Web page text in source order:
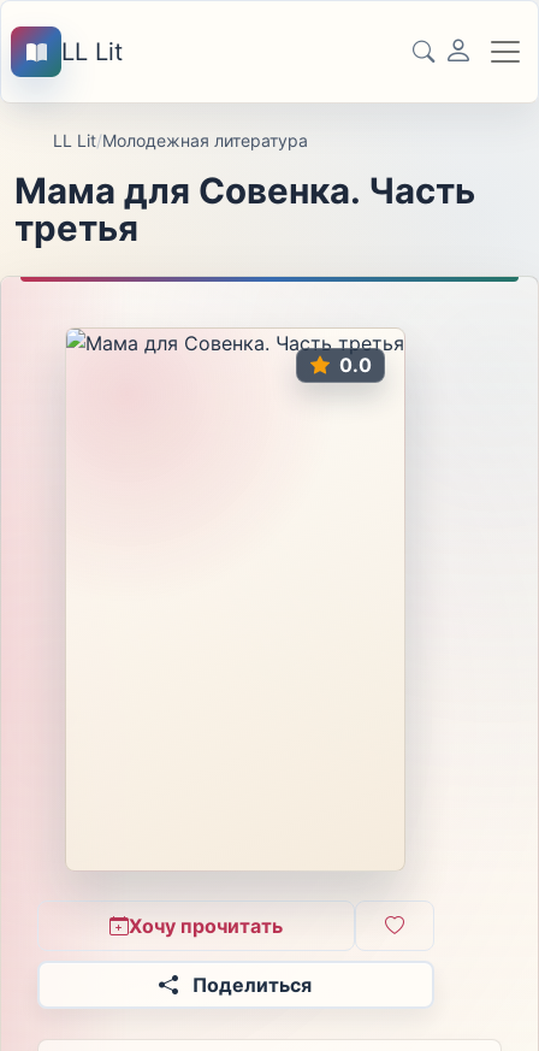
LL Lit
LL Lit/Молодежная литература
Мама для Совенка. Часть
третья
0.0
Хочу прочитать
Поделиться